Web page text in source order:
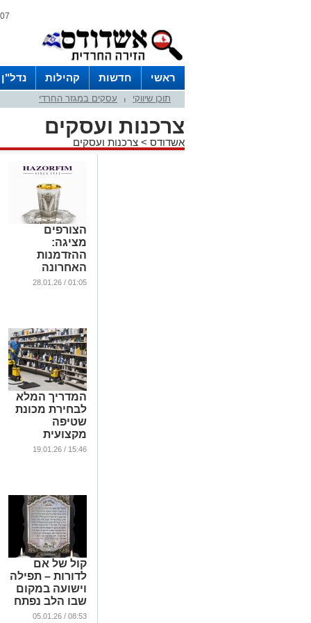
07 אוגוסט 2026 / 00:44
ראשי חדשות קהילות נדל"ן
תוכן שיווקי עסקים במגזר החרדי
צרכנות ועסקים
אשדודס > צרכנות ועסקים
הצורפים
מציגה:
ההזדמנות
האחרונה
לרכוש יודאיקה
01:05 / 28.01.26
המדריך המלא
לבחירת מכונת
שטיפה
מקצועית
...
15:46 / 19.01.26
קול של אם
לדורות – תפילה
וישועה במקום
שבו הלב נפתח
...
08:53 / 05.01.26